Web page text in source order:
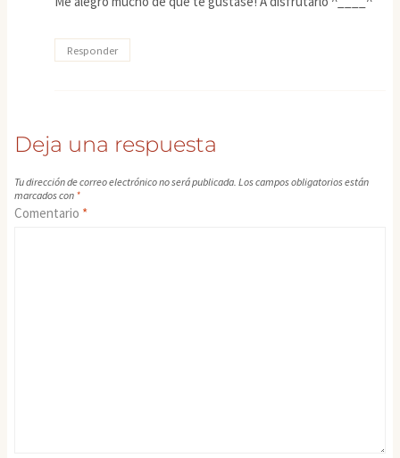
Responder
Deja una respuesta
Tu dirección de correo electrónico no será publicada. Los campos obligatorios están
marcados con *
Comentario *